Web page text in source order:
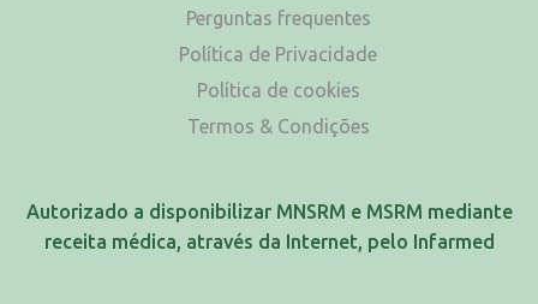
Perguntas frequentes
Política de Privacidade
Política de cookies
Termos & Condições
Autorizado a disponibilizar MNSRM e MSRM mediante
receita médica, através da Internet, pelo Infarmed